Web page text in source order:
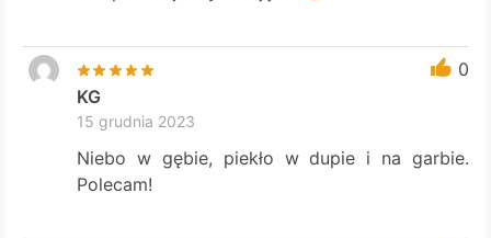
0
KG
15 grudnia 2023
Niebo w gębie, piekło w dupie i na garbie.
Polecam!